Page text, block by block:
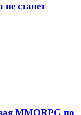
не станет
MMORPG по